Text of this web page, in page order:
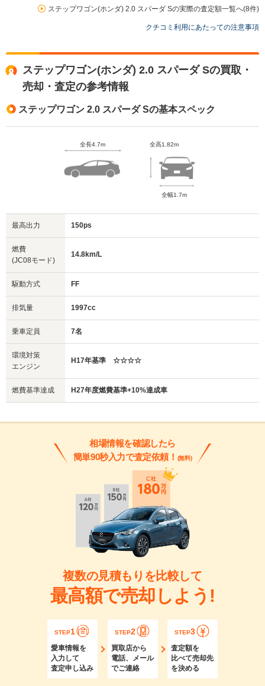
ステップワゴン(ホンダ) 2.0 スパーダ Sの実際の査定額一覧へ(8件)
クチコミ利用にあたっての注意事項
ステップワゴン(ホンダ) 2.0 スパーダ Sの買取・
売却・査定の参考情報
ステップワゴン 2.0 スパーダ Sの基本スペック
全長4.7m 全高1.82m
全幅1.7m
最高出力 150ps
燃費
(JC08モード)
14.8km/L
駆動方式 FF
排気量 1997cc
乗車定員 7名
環境対策
エンジン
H17年基準 ☆☆☆☆
燃費基準達成 H27年度燃費基準+10%達成車
相場情報を確認したら
簡単90秒入力で査定依頼！ (無料)
複数の見積もりを比較して
最高額で売却しよう!
STEP1
愛車情報を
入力して
査定申し込み
STEP2
買取店から
電話、メール
でご連絡
STEP3
査定額を
比べて売却先
を決める